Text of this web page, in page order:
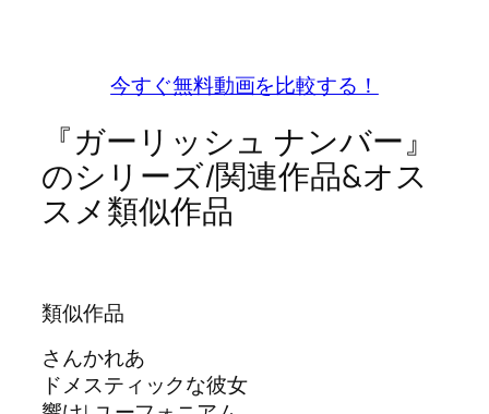
今すぐ無料動画を比較する！
『ガーリッシュ ナンバー』
のシリーズ/関連作品&オス
スメ類似作品
類似作品
さんかれあ
ドメスティックな彼女